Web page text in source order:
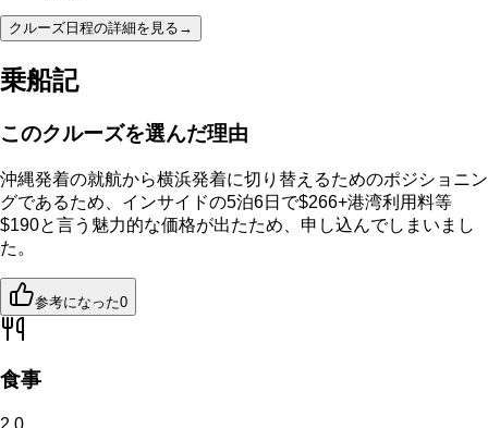
クルーズ日程の詳細を見る →
乗船記
このクルーズを選んだ理由
沖縄発着の就航から横浜発着に切り替えるためのポジショニン
グであるため、インサイドの5泊6日で$266+港湾利用料等
$190と言う魅力的な価格が出たため、申し込んでしまいまし
た。
参考になった0
食事
2.0